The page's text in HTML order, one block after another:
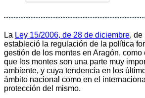
La Ley 15/2006, de 28 de diciembre, de
estableció la regulación de la política
gestión de los montes en Aragón,
que los montes son una parte muy
ambiente, y cuya tendencia en los
ámbito nacional como en el
protección del mismo.